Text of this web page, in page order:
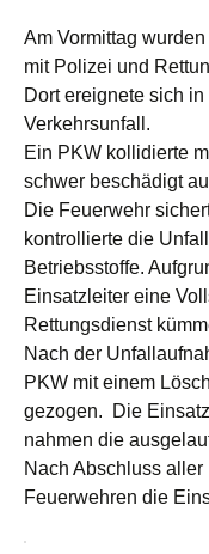
Am Vormittag
mit Polizei und
Dort ereignete sich
Verkehrsunfall.
Ein PKW kollidierte
schwer beschädigt
Die Feuerwehr
kontrollierte die
Betriebsstoffe.
Einsatzleiter eine
Rettungsdienst
Nach der
PKW mit einem
gezogen. Die
nahmen die
Nach Abschluss
Feuerwehren die